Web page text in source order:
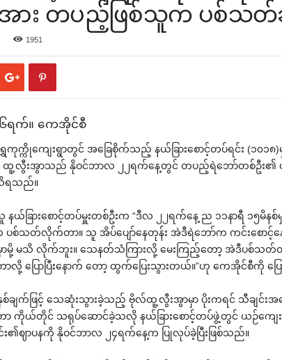
ား တပည့်ဖြစ်သူက ပစ်သတ်
1951
ရက်။ ‌ကေအိုင်စီ
ေကုက္ကို‌ကျေးရွာတွင် အ‌ခြေစိုက်သည့် နယ်ခြား‌စောင့်တပ်ရင်း (၁၀၁
လွီးအွာသည် နိုဝင်ဘာလ ၂၂ရက်‌နေ့တွင် တပည့်ရဲ‌ဘော်တစ်ဦး၏ ပ
ရသည်။
ယ်ခြား‌စောင့်တပ်မှူးတစ်ဦးက “ဒီလ ၂၂ရက်‌နေ့ ည ၁၁နာရီ ၁၅မိ
စ်သတ်လိုက်တာ။ သူ အိပ်‌ပျော်‌နေတုန်း အဲဒီရဲ‌ဘော်က ကင်း‌စောင့်‌နေ
မှာမို့ မသိ လိုက်ဘူး။ ‌သေနတ်သံကြားလို့ ‌မေးကြည့်‌တော့ အဲဒီပစ်
ပြောပြီး‌နောက် ‌တော့ ထွက်‌ပြေးသွားတယ်။”ဟု ‌ကေအိုင်စီကို ‌ပြ
ျက်ဖြင့် ‌သေဆုံးသွားခဲ့သည့် ဗိုလ်ထူ့လွီးအွာမှာ ပိုးကရင် သီချင်းအ‌တေ
ာ ကိုယ်တိုင် သရုပ်‌ဆောင်ခဲ့သလို နယ်ခြား‌စောင့်တပ်ဖွဲ့တွင် ယဉ်‌ကျေး
း၏ဈာပနကို နိုဝင်ဘာလ ၂၄ရက်‌နေ့က ပြုလုပ်ခဲ့ပြီးဖြစ်သည်။